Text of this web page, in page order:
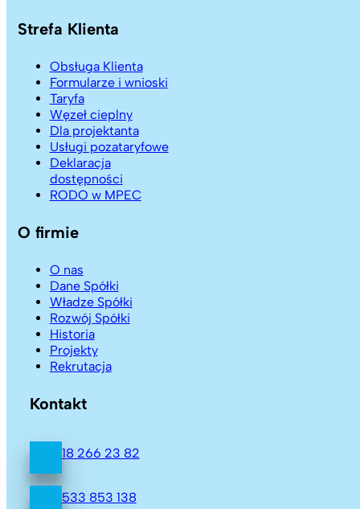
Strefa Klienta
Obsługa Klienta
Formularze i wnioski
Taryfa
Węzeł cieplny
Dla projektanta
Usługi pozataryfowe
Deklaracja
dostępności
RODO w MPEC
O firmie
O nas
Dane Spółki
Władze Spółki
Rozwój Spółki
Historia
Projekty
Rekrutacja
Kontakt
18 266 23 82
533 853 138